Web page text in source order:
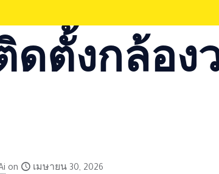
ดตั้งกล้อง
on เมษายน 30, 2026